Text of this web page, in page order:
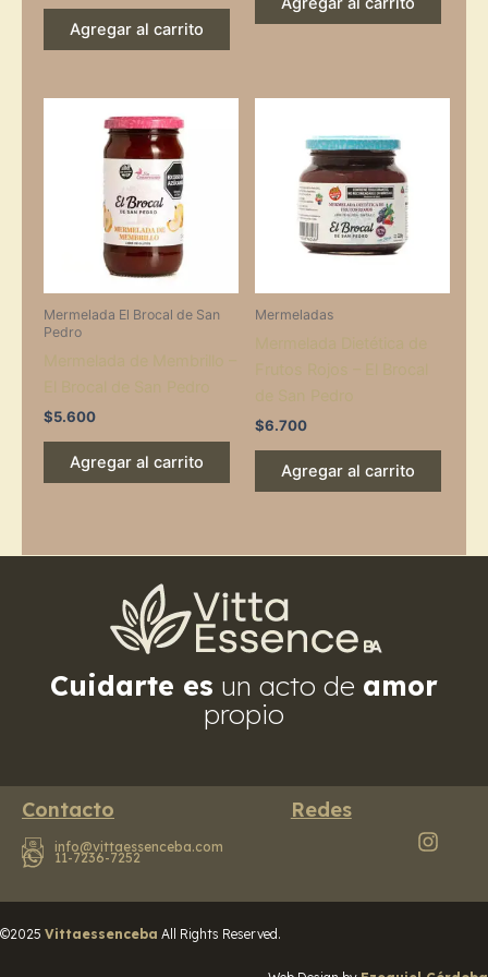
Agregar al carrito
Mermelada El Brocal de San
Pedro
$5.600
Agregar al carrito
Mermeladas
$6.700
Agregar al carrito
Cuidarte es un acto de amor
propio
Contacto
info@vittaessenceba.com
11-7236-7252
Redes
©2025 Vittaessenceba All Rights Reserved.